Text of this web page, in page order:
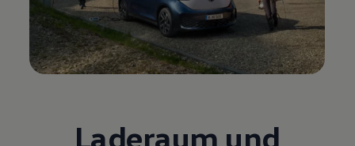
Laderaum und